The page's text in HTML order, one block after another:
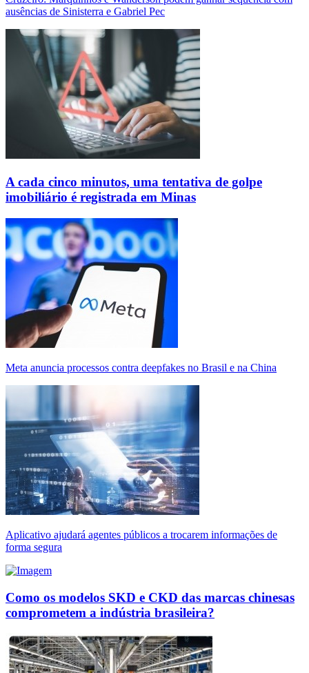
ausências de Sinisterra e Gabriel Pec
A cada cinco minutos, uma tentativa de golpe
imobiliário é registrada em Minas
Meta anuncia processos contra deepfakes no Brasil e na China
Aplicativo ajudará agentes públicos a trocarem informações de
forma segura
Como os modelos SKD e CKD das marcas chinesas
comprometem a indústria brasileira?